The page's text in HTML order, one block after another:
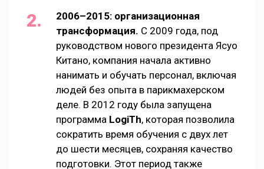
2006–2015: организационная
трансформация. С 2009 года, под
руководством нового президента Ясуо
Китано, компания начала активно
нанимать и обучать персонал, включая
людей без опыта в парикмахерском
деле. В 2012 году была запущена
программа LogiTh, которая позволила
сократить время обучения с двух лет
до шести месяцев, сохраняя качество
подготовки. Этот период также